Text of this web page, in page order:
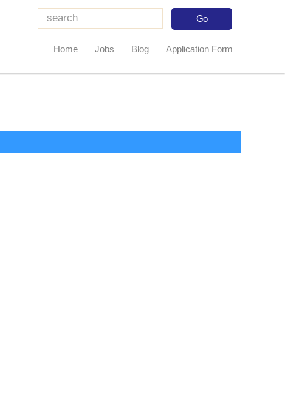
Home Jobs Blog Application Form